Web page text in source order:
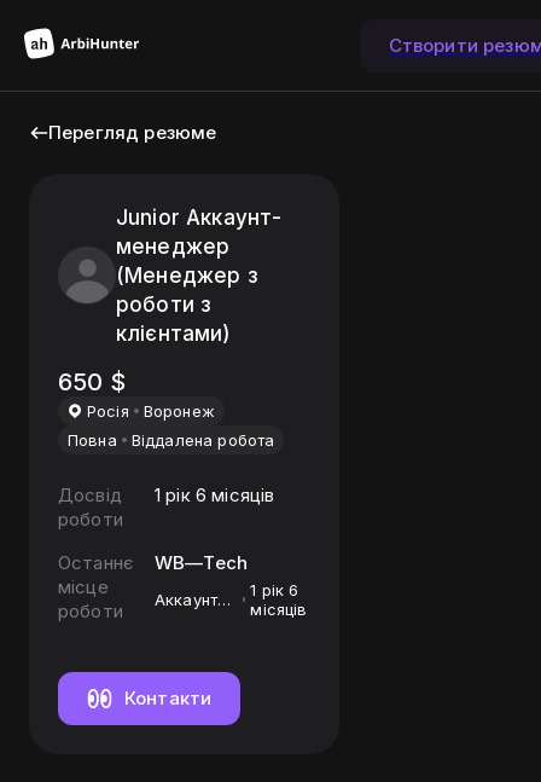
Створити
Перегляд резюме
Junior Аккаунт-
менеджер
(Менеджер з
роботи з
клієнтами)
650 $
Росiя
Воронеж
Повна
Віддалена робота
Досвід
роботи
1 рік 6 місяців
Останнє
місце
роботи
WB—Tech
Аккаунт-
1 рік 6
місяців
Контакти